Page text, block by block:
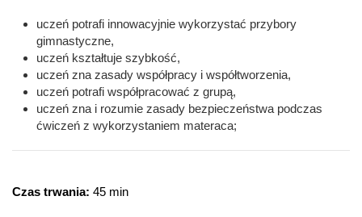
uczeń potrafi innowacyjnie wykorzystać przybory
gimnastyczne,
uczeń kształtuje szybkość,
uczeń zna zasady współpracy i współtworzenia,
uczeń potrafi współpracować z grupą,
uczeń zna i rozumie zasady bezpieczeństwa podczas
ćwiczeń z wykorzystaniem materaca;
Czas trwania: 45 min